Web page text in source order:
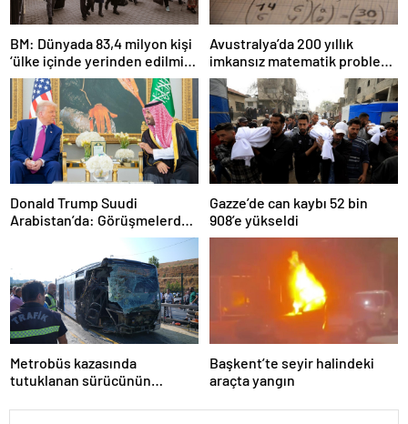
BM: Dünyada 83,4 milyon kişi
‘ülke içinde yerinden edilmiş’
olarak yaşıyor
Avustralya’da 200 yıllık
imkansız matematik problemi
çözüldü
Donald Trump Suudi
Arabistan’da: Görüşmelerde
Gazze’de can kaybı 52 bin
908’e yükseldi
Metrobüs kazasında
tutuklanan sürücünün
Başkent’te seyir halindeki
araçta yangın